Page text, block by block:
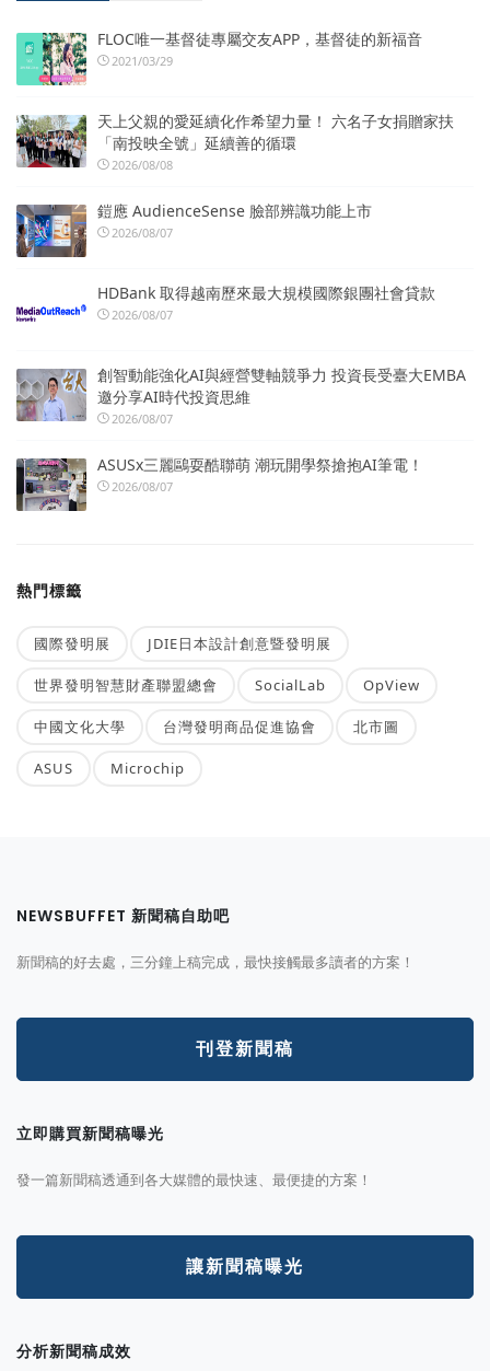
FLOC唯一基督徒專屬交友APP，基督徒的新福音
2021/03/29
天上父親的愛延續化作希望力量！ 六名子女捐贈家扶
「南投映全號」延續善的循環
2026/08/08
鎧應 AudienceSense 臉部辨識功能上市
2026/08/07
HDBank 取得越南歷來最大規模國際銀團社會貸款
2026/08/07
創智動能強化AI與經營雙軸競爭力 投資長受臺大EMBA
邀分享AI時代投資思維
2026/08/07
ASUSx三麗鷗耍酷聯萌 潮玩開學祭搶抱AI筆電！
2026/08/07
熱門標籤
國際發明展 JDIE日本設計創意暨發明展
世界發明智慧財產聯盟總會 SocialLab OpView
中國文化大學 台灣發明商品促進協會 北市圖
ASUS Microchip
NEWSBUFFET 新聞稿自助吧
新聞稿的好去處，三分鐘上稿完成，最快接觸最多讀者的方案！
刊登新聞稿
立即購買新聞稿曝光
發一篇新聞稿透通到各大媒體的最快速、最便捷的方案！
讓新聞稿曝光
分析新聞稿成效